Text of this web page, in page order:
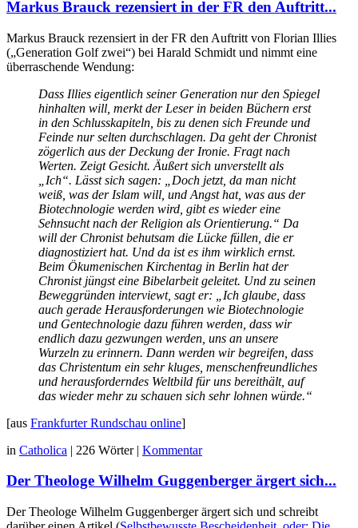
Markus Brauck rezensiert in der FR den Auftritt...
Markus Brauck rezensiert in der FR den Auftritt von Florian Illies
(„Generation Golf zwei“) bei Harald Schmidt und nimmt eine
überraschende Wendung:
Dass Illies eigentlich seiner Generation nur den Spiegel
hinhalten will, merkt der Leser in beiden Büchern erst
in den Schlusskapiteln, bis zu denen sich Freunde und
Feinde nur selten durchschlagen. Da geht der Chronist
zögerlich aus der Deckung der Ironie. Fragt nach
Werten. Zeigt Gesicht. Äußert sich unverstellt als
„Ich“. Lässt sich sagen: „Doch jetzt, da man nicht
weiß, was der Islam will, und Angst hat, was aus der
Biotechnologie werden wird, gibt es wieder eine
Sehnsucht nach der Religion als Orientierung.“ Da
will der Chronist behutsam die Lücke füllen, die er
diagnostiziert hat. Und da ist es ihm wirklich ernst.
Beim Ökumenischen Kirchentag in Berlin hat der
Chronist jüngst eine Bibelarbeit geleitet. Und zu seinen
Beweggründen interviewt, sagt er: „Ich glaube, dass
auch gerade Herausforderungen wie Biotechnologie
und Gentechnologie dazu führen werden, dass wir
endlich dazu gezwungen werden, uns an unsere
Wurzeln zu erinnern. Dann werden wir begreifen, dass
das Christentum ein sehr kluges, menschenfreundliches
und herausforderndes Weltbild für uns bereithält, auf
das wieder mehr zu schauen sich sehr lohnen würde.“
[aus Frankfurter Rundschau online]
in Catholica | 226 Wörter | Kommentar
Der Theologe Wilhelm Guggenberger ärgert sich...
Der Theologe Wilhelm Guggenberger ärgert sich und schreibt